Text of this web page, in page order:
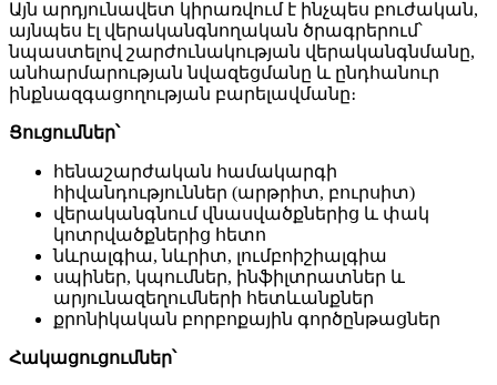
Այն արդյունավետ կիրառվում է ինչպես բուժական,
այնպես էլ վերականգնողական ծրագրերում՝
նպաստելով շարժունակության վերականգնմանը,
անհարմարության նվազեցմանը և ընդհանուր
ինքնազգացողության բարելավմանը։
Ցուցումներ՝
հենաշարժական համակարգի
հիվանդություններ (արթրիտ, բուրսիտ)
վերականգնում վնասվածքներից և փակ
կոտրվածքներից հետո
նևրալգիա, նևրիտ, լումբոիշիալգիա
սպիներ, կպումներ, ինֆիլտրատներ և
արյունազեղումների հետևանքներ
քրոնիկական բորբոքային գործընթացներ
Հակացուցումներ՝